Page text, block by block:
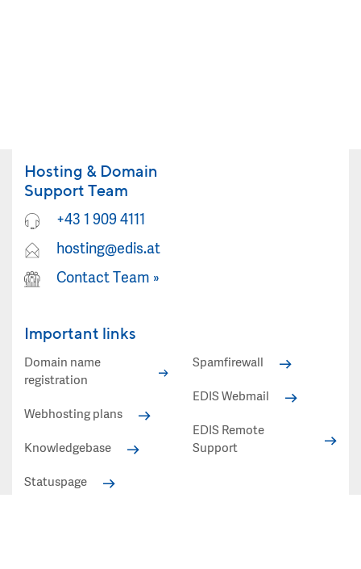
Hosting & Domain
Support Team
+43 1 909 4111
hosting@edis.at
Contact Team »
Important links
Domain name
registration
Webhosting plans
Knowledgebase
Spamfirewall
EDIS Webmail
EDIS Remote
Support
Statuspage